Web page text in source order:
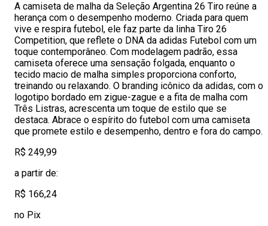
A camiseta de malha da Seleção Argentina 26 Tiro reúne a
herança com o desempenho moderno. Criada para quem
vive e respira futebol, ele faz parte da linha Tiro 26
Competition, que reflete o DNA da adidas Futebol com um
toque contemporâneo. Com modelagem padrão, essa
camiseta oferece uma sensação folgada, enquanto o
tecido macio de malha simples proporciona conforto,
treinando ou relaxando. O branding icônico da adidas, com o
logotipo bordado em zigue-zague e a fita de malha com
Três Listras, acrescenta um toque de estilo que se
destaca. Abrace o espírito do futebol com uma camiseta
que promete estilo e desempenho, dentro e fora do campo.
R$ 249,99
a partir de:
R$ 166,24
no Pix